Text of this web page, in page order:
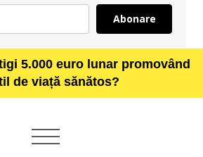
Abonare
5.000 euro lunar promovând
de viață sănătos?